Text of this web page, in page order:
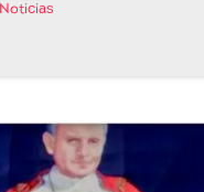
Noticias